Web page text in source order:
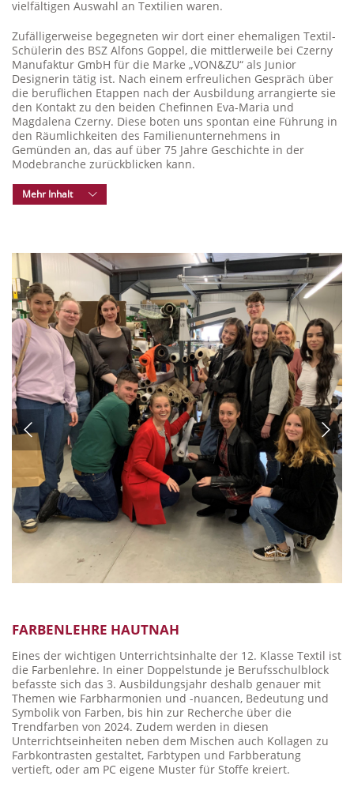
vielfältigen Auswahl an Textilien waren.
Zufälligerweise begegneten wir dort einer ehemaligen Textil-
Schülerin des BSZ Alfons Goppel, die mittlerweile bei Czerny
Manufaktur GmbH für die Marke „VON&ZU“ als Junior
Designerin tätig ist. Nach einem erfreulichen Gespräch über
die beruflichen Etappen nach der Ausbildung arrangierte sie
den Kontakt zu den beiden Chefinnen Eva-Maria und
Magdalena Czerny. Diese boten uns spontan eine Führung in
den Räumlichkeiten des Familienunternehmens in
Gemünden an, das auf über 75 Jahre Geschichte in der
Modebranche zurückblicken kann.
Mehr Inhalt
FARBENLEHRE HAUTNAH
Eines der wichtigen Unterrichtsinhalte der 12. Klasse Textil ist
die Farbenlehre. In einer Doppelstunde je Berufsschulblock
befasste sich das 3. Ausbildungsjahr deshalb genauer mit
Themen wie Farbharmonien und -nuancen, Bedeutung und
Symbolik von Farben, bis hin zur Recherche über die
Trendfarben von 2024. Zudem werden in diesen
Unterrichtseinheiten neben dem Mischen auch Kollagen zu
Farbkontrasten gestaltet, Farbtypen und Farbberatung
vertieft, oder am PC eigene Muster für Stoffe kreiert.